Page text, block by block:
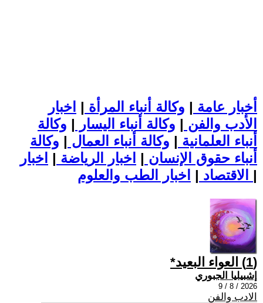
أخبار عامة | وكالة أنباء المرأة | اخبار
الأدب والفن | وكالة أنباء اليسار | وكالة
أنباء العلمانية | وكالة أنباء العمال | وكالة
أنباء حقوق الإنسان | اخبار الرياضة | اخبار
الاقتصاد | |
(1) العواء البعيد*
إشبيليا الجبوري
2026 / 8 / 9
الادب والفن